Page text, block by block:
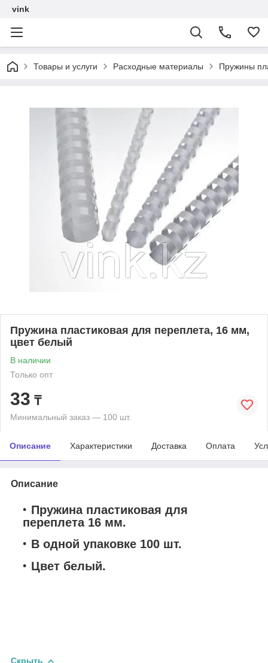
vink
Товары и услуги Расходные материалы Пружины
Пружина пластиковая для переплета, 16 мм,
цвет белый
В наличии
Только опт
33 ₸
Минимальный заказ — 100 шт.
Описание Характеристики Доставка Оплата
Описание
Пружина пластиковая для
переплета 16 мм.
В одной упаковке 100 шт.
Цвет белый.
Скрыть